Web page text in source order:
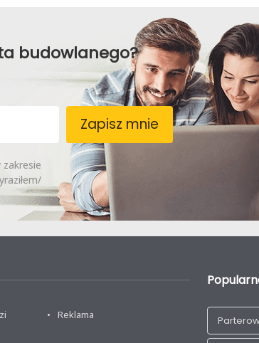
budowlanego?
Zapisz mnie
Reklama